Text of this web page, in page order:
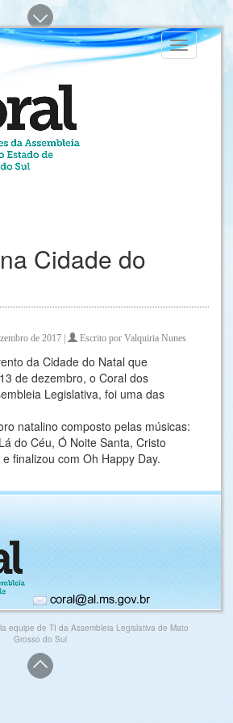
Toggle
navigation
Cidade do
de 2017 | Escrito por Valquiria Nunes
da Cidade do Natal que
de dezembro, o Coral dos
Legislativa, foi uma das
natalino composto pelas músicas:
do Céu, Ó Noite Santa, Cristo
finalizou com Oh Happy Day.
equipe de TI da Assembleia Legislativa de Mato
Grosso do Sul